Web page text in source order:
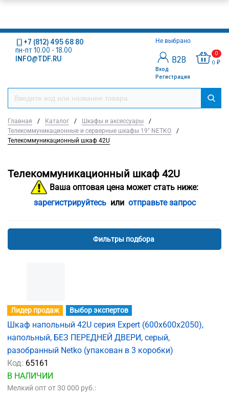
Не выбрано
Вход
Регистрация
0
0 ₽
+7 (812) 495 68 80
пн-пт 10.00 - 18.00
INFO@TDF.RU
Главная / Каталог / Шкафы и аксессуары
/
Телекоммуникационные и серверные шкафы 19" NETKO
/
Телекоммуникационный шкаф 42U
Телекоммуникационный шкаф 42U
Ваша оптовая цена может стать ниже:
зарегистрируйтесьили отправьте запрос
Фильтры подбора
Лидер продаж Выбор экспертов
Шкаф напольный 42U серия Expert (600х600х2050),
напольный, БЕЗ ПЕРЕДНЕЙ ДВЕРИ, серый,
разобранный Netko (упакован в 3 коробки)
Код: 65161
В НАЛИЧИИ
Мелкий опт от 30 000 руб.: